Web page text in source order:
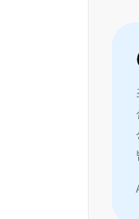
Part 02
신규 유
브랜드
도메인
도메
도메인
코드스